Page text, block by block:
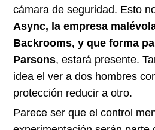
cámara de seguridad. Esto
Async, la empresa
Backrooms, y que forma
Parsons, estará presente.
idea el ver a dos hombres
protección reducir a otro.
Parece ser que el control